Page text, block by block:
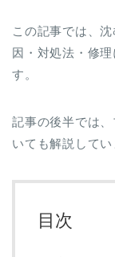
この記事では、
因・対処法・修
す。
記事の後半では
いても解説して
目次